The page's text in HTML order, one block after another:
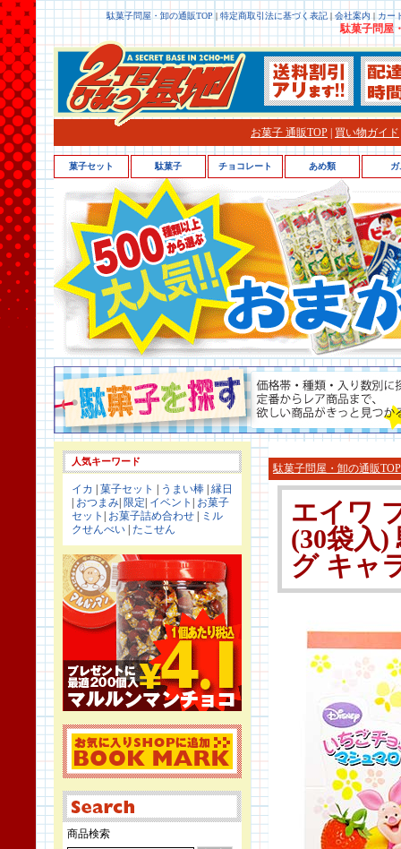
駄菓子問屋・卸の通販TOP | 特定商取引法に基づく表記 | 会社案内 | カー
駄菓子問屋
お菓子 通販TOP 買い物ガイド
人気キーワード
イカ 菓子セット うまい棒 縁日
おつまみ 限定 イベント
お菓子
セット
お菓子詰め合わせ
ミル
クせんべい たこせん
商品検索
駄菓子問屋・卸の通販TOP
エイワ
(30袋入
グ キャ